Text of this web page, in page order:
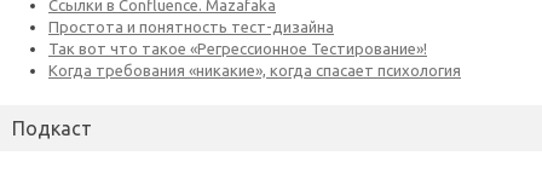
Подкаст